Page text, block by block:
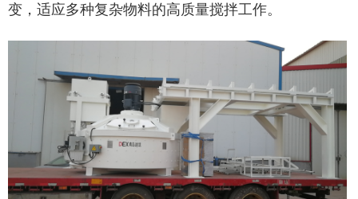
变，适应多种复杂物料的高质量搅拌工作。